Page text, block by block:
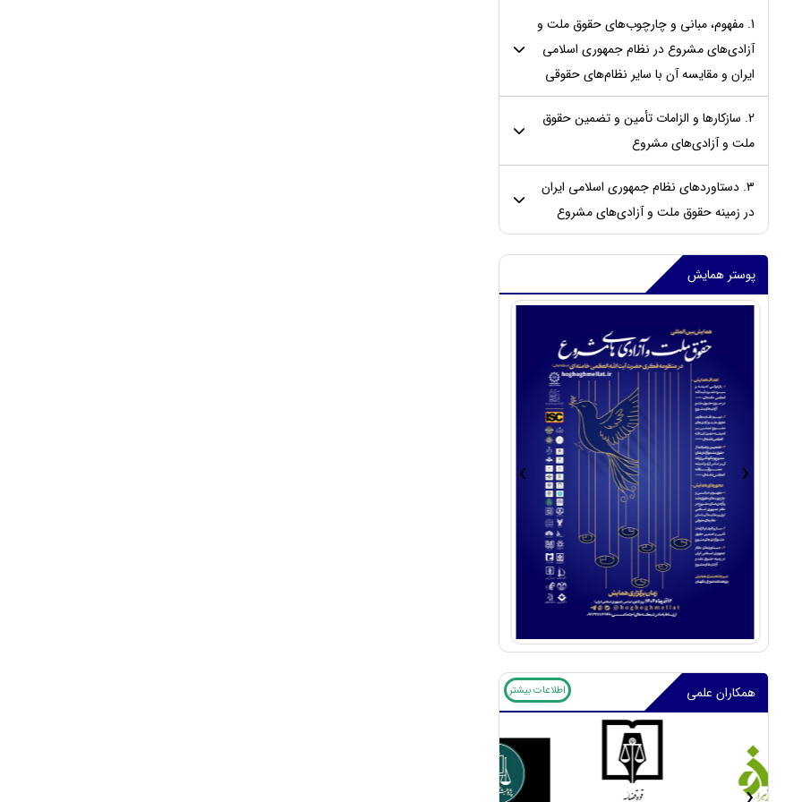
1. مفهوم، مبانی و چارچوب‌های حقوق ملت و
آزادی‌های مشروع در نظام جمهوری اسلامی
ایران و مقایسه‌ آن با سایر نظام‌های حقوقی
2. سازکارها و الزامات تأمین و تضمین حقوق
ملت و آزادی‌های مشروع
3. دستاوردهای نظام جمهوری اسلامی ایران
در زمینه حقوق ملت و آزادی‌های مشروع
پوستر همایش
› ‹
همکاران علمی اطلاعات بیشتر